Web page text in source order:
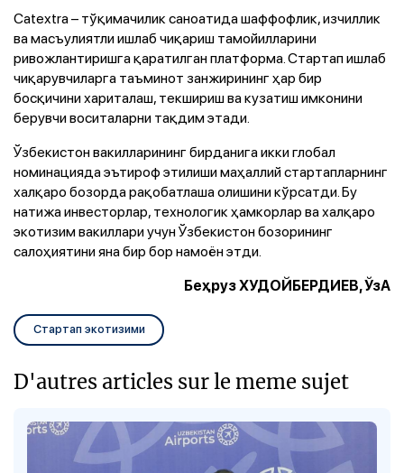
Catextra – тўқимачилик саноатида шаффофлик, изчиллик
ва масъулиятли ишлаб чиқариш тамойилларини
ривожлантиришга қаратилган платформа. Стартап ишлаб
чиқарувчиларга таъминот занжирининг ҳар бир
босқичини хариталаш, текшириш ва кузатиш имконини
берувчи воситаларни тақдим этади.
Ўзбекистон вакилларининг бирданига икки глобал
номинацияда эътироф этилиши маҳаллий стартапларнинг
халқаро бозорда рақобатлаша олишини кўрсатди. Бу
натижа инвесторлар, технологик ҳамкорлар ва халқаро
экотизим вакиллари учун Ўзбекистон бозорининг
салоҳиятини яна бир бор намоён этди.
Беҳруз ХУДОЙБЕРДИЕВ, ЎзА
Стартап экотизими
D'autres articles sur le meme sujet